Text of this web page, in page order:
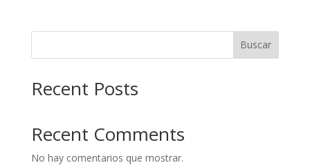
Buscar
Recent Posts
Recent Comments
No hay comentarios que mostrar.